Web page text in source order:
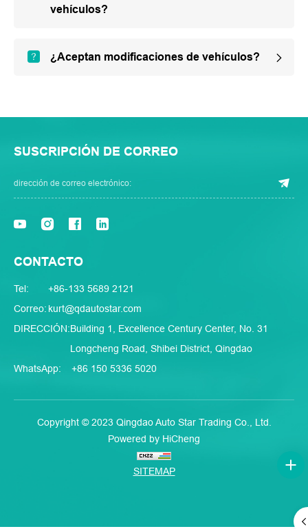
vehículos?
¿Aceptan modificaciones de vehículos?
SUSCRIPCIÓN DE CORREO
CONTACTO
Tel:
+86-133 5689 2121
Correo: kurt@qdautostar.com
DIRECCIÓN:Building 1, Excellence Century Center, No. 31
Longcheng Road, Shibei District, Qingdao
WhatsApp:
+86 150 5336 5020
Copyright © 2023 Qingdao Auto Star Trading Co., Ltd.
Powered by HiCheng
SITEMAP